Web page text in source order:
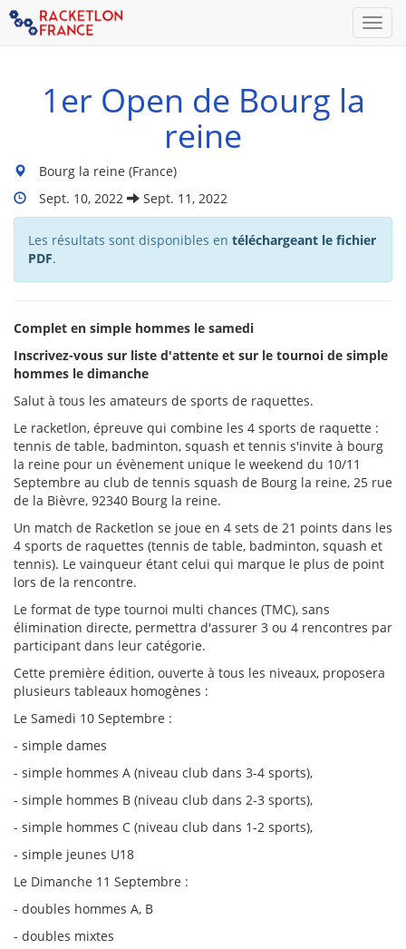
Menu
1er Open de Bourg la
reine
Lieu
du
tournoi
:
Bourg la reine (France)
Dates
Du
Tournoi
Sept. 10, 2022 Sept. 11, 2022
Les résultats sont disponibles en téléchargeant le fichier
PDF.
Complet en simple hommes le samedi
Inscrivez-vous sur liste d'attente et sur le tournoi de simple
hommes le dimanche
Salut à tous les amateurs de sports de raquettes.
Le racketlon, épreuve qui combine les 4 sports de raquette :
tennis de table, badminton, squash et tennis s'invite à bourg
la reine pour un évènement unique le weekend du 10/11
Septembre au club de tennis squash de Bourg la reine, 25 rue
de la Bièvre, 92340 Bourg la reine.
Un match de Racketlon se joue en 4 sets de 21 points dans les
4 sports de raquettes (tennis de table, badminton, squash et
tennis). Le vainqueur étant celui qui marque le plus de point
lors de la rencontre.
Le format de type tournoi multi chances (TMC), sans
élimination directe, permettra d'assurer 3 ou 4 rencontres par
participant dans leur catégorie.
Cette première édition, ouverte à tous les niveaux, proposera
plusieurs tableaux homogènes :
Le Samedi 10 Septembre :
- simple dames
- simple hommes A (niveau club dans 3-4 sports),
- simple hommes B (niveau club dans 2-3 sports),
- simple hommes C (niveau club dans 1-2 sports),
- simple jeunes U18
Le Dimanche 11 Septembre :
- doubles hommes A, B
- doubles mixtes